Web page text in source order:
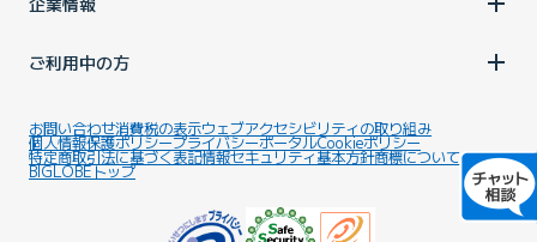
ご利用中の方
お問い合わせ消費税の表示ウェブアクセシビリティの取り組み
個人情報保護ポリシープライバシーポータルCookieポリシー
特定商取引法に基づく表記情報セキュリティ基本方針商標について
BIGLOBEトップ